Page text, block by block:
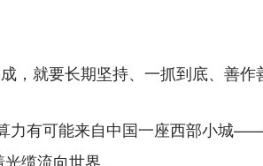
就要长期坚持、一抓到底、善作善
有可能来自中国一座西部小城——
缆流向世界。